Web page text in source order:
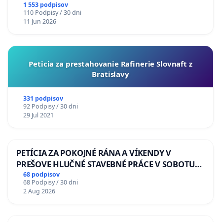
1 553 podpisov
110 Podpisy / 30 dni
11 Jun 2026
Peticia za prestahovanie Rafinerie Slovnaft z
Bratislavy
331 podpisov
92 Podpisy / 30 dni
29 Jul 2021
PETÍCIA ZA POKOJNÉ RÁNA A VÍKENDY V
PREŠOVE HLUČNÉ STAVEBNÉ PRÁCE V SOBOTU
LEN OD 9.00 DO 13.00 HOD., CEZ PRACOVNÝ
TÝŽDEŇ CIEĽ 8.00 – 18.00 HOD. A PRAVIDELNÁ
KONTROLA STAVBY C-AREA NA
68 podpisov
68 Podpisy / 30 dni
2 Aug 2026